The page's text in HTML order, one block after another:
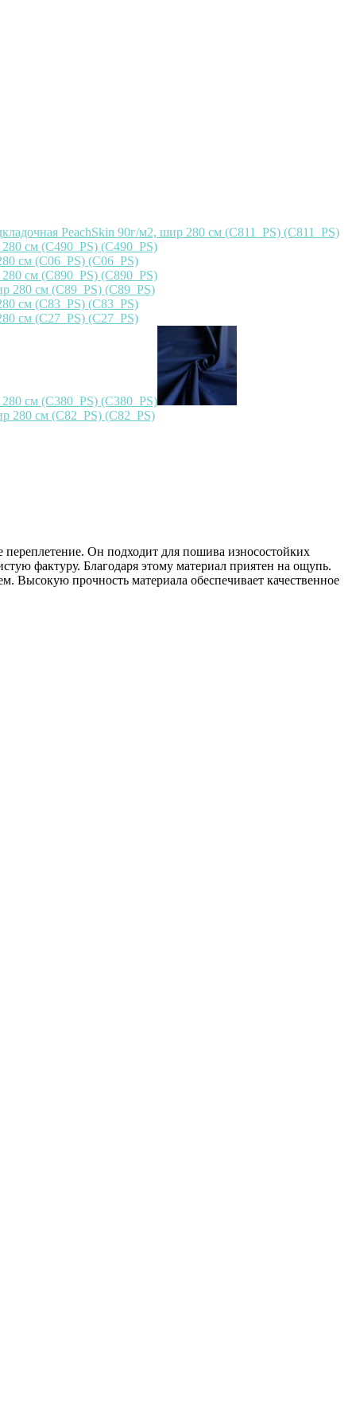
Он подходит для пошива износостойких
фактуру. Благодаря этому материал приятен на ощупь.
Высокую прочность материала обеспечивает качественное